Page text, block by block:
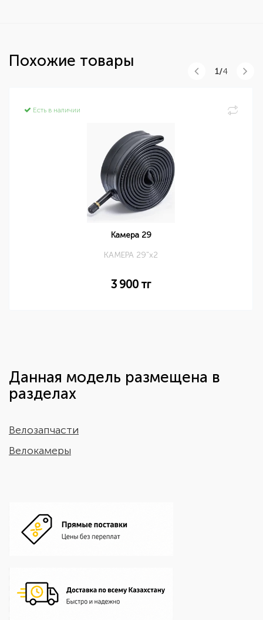
Похожие товары
Есть в наличии
Камера 29
КАМЕРА 29"x2
3 900 тг
1/4
Данная модель размещена в
разделах
Велозапчасти
Велокамеры